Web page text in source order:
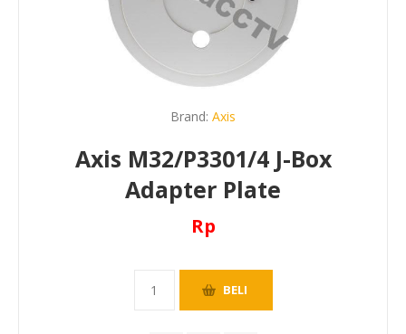
Brand: Axis
Axis M32/P3301/4 J-Box
Adapter Plate
Rp